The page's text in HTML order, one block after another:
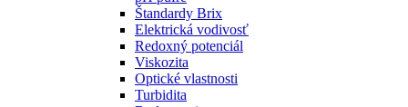
Štandardy Brix
Elektrická vodivosť
Redoxný potenciál
Viskozita
Optické vlastnosti
Turbidita